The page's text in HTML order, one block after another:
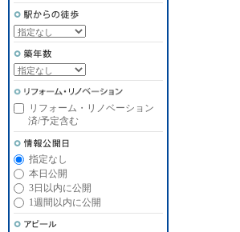
リフォーム・リノベーション
済/予定含む
指定なし
本日公開
3日以内に公開
1週間以内に公開